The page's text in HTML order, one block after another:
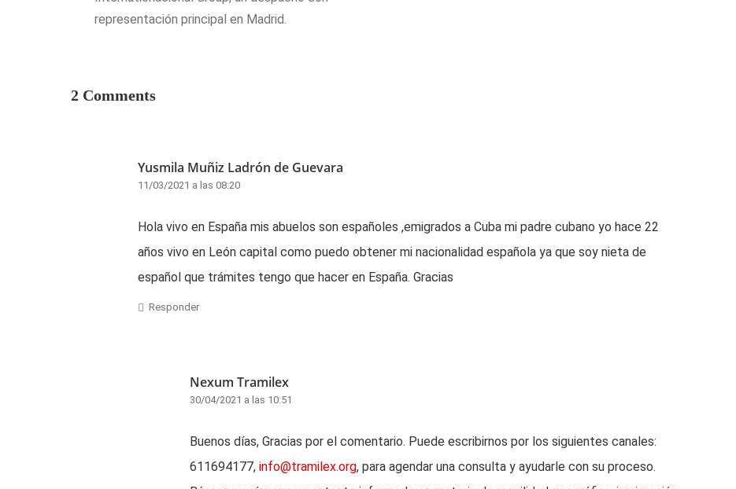
representación principal en Madrid.
2 Comments
Yusmila Muñiz Ladrón de Guevara
11/03/2021 a las 08:20
Hola vivo en España mis abuelos son españoles ,emigrados a Cuba mi padre cubano yo hace 22
años vivo en León capital como puedo obtener mi nacionalidad española ya que soy nieta de
español que trámites tengo que hacer en España. Gracias
Responder
Nexum Tramilex
30/04/2021 a las 10:51
Buenos días, Gracias por el comentario. Puede escribirnos por los siguientes canales:
611694177, info@tramilex.org, para agendar una consulta y ayudarle con su proceso.